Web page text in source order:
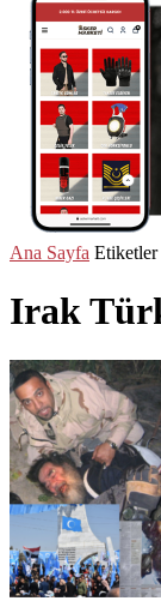
Ana Sayfa Etiketler
Irak